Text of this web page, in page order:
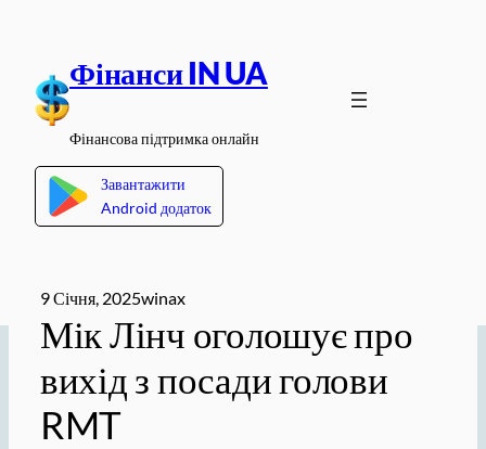
вмісту
Фінанси IN UA
Фінансова підтримка онлайн
Завантажити
Android додаток
9 Січня, 2025winax
Мік Лінч оголошує про
вихід з посади голови
RMT